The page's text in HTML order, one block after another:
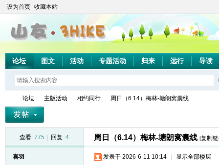
设为首页 收藏本站
论坛 图文 活动 专题活动 归来 远行 导读
论坛
›
主版活动
›
相约同行
›
周日（6.14）梅林-塘朗窝囊线
查看: 775 回复: 4 周日（6.14）梅林-塘朗窝囊线 [复制
喜羽 发表于 2026-6-11 10:14 显示全部楼层